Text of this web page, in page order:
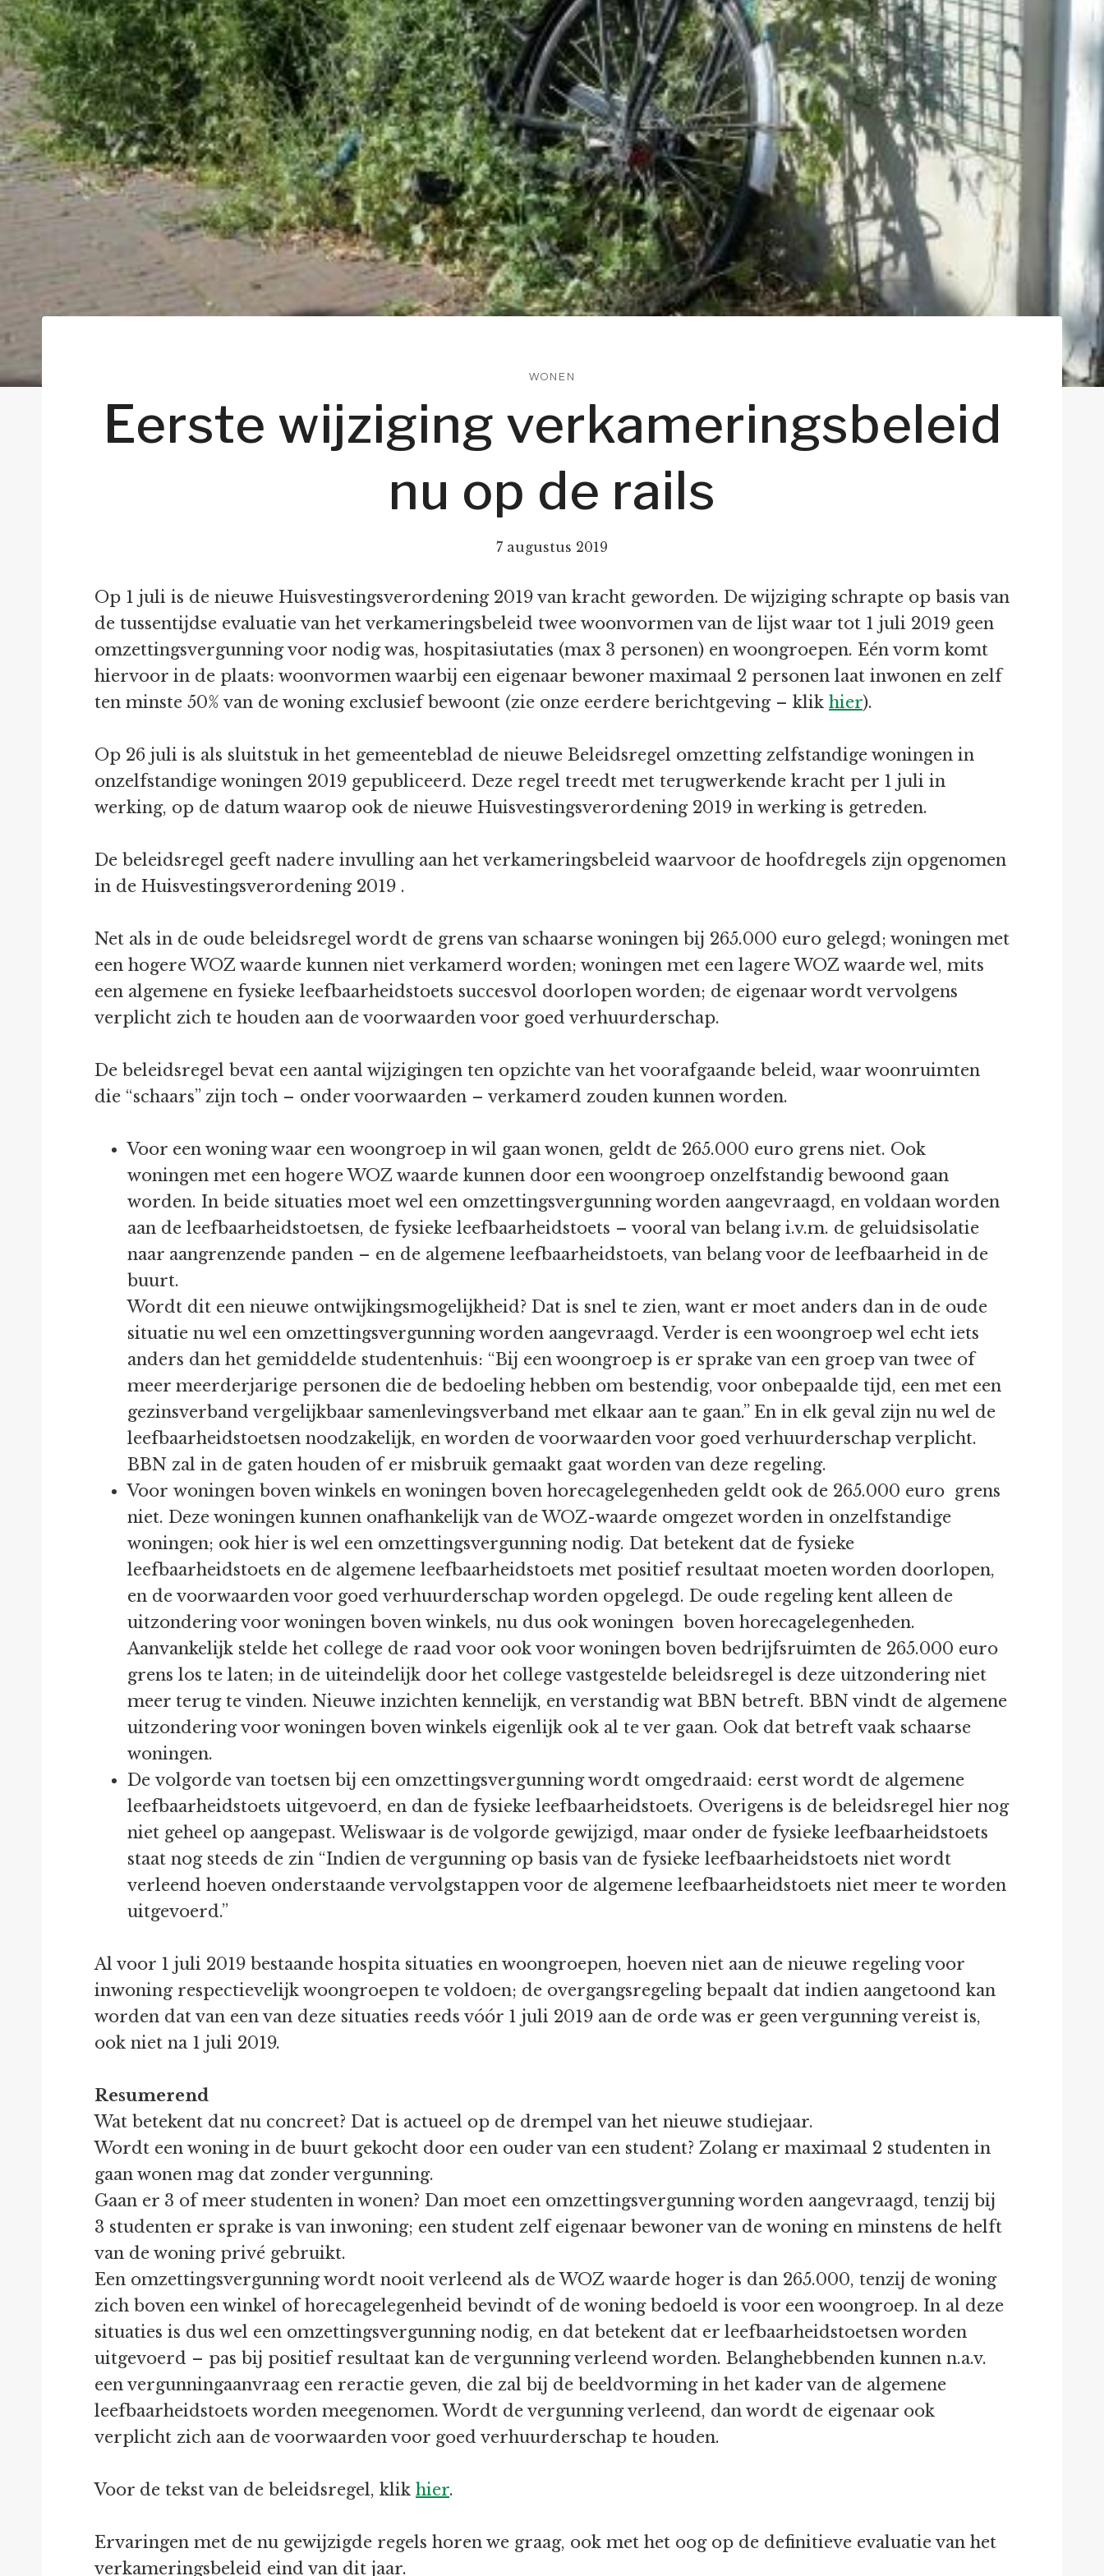
WONEN
Eerste wijziging verkameringsbeleid
nu op de rails
7 augustus 2019
Op 1 juli is de nieuwe Huisvestingsverordening 2019 van kracht geworden. De wijziging schrapte op basis van
de tussentijdse evaluatie van het verkameringsbeleid twee woonvormen van de lijst waar tot 1 juli 2019 geen
omzettingsvergunning voor nodig was, hospitasiutaties (max 3 personen) en woongroepen. Eén vorm komt
hiervoor in de plaats: woonvormen waarbij een eigenaar bewoner maximaal 2 personen laat inwonen en zelf
ten minste 50% van de woning exclusief bewoont (zie onze eerdere berichtgeving – klik hier).
Op 26 juli is als sluitstuk in het gemeenteblad de nieuwe Beleidsregel omzetting zelfstandige woningen in
onzelfstandige woningen 2019 gepubliceerd. Deze regel treedt met terugwerkende kracht per 1 juli in
werking, op de datum waarop ook de nieuwe Huisvestingsverordening 2019 in werking is getreden.
De beleidsregel geeft nadere invulling aan het verkameringsbeleid waarvoor de hoofdregels zijn opgenomen
in de Huisvestingsverordening 2019 .
Net als in de oude beleidsregel wordt de grens van schaarse woningen bij 265.000 euro gelegd; woningen met
een hogere WOZ waarde kunnen niet verkamerd worden; woningen met een lagere WOZ waarde wel, mits
een algemene en fysieke leefbaarheidstoets succesvol doorlopen worden; de eigenaar wordt vervolgens
verplicht zich te houden aan de voorwaarden voor goed verhuurderschap.
De beleidsregel bevat een aantal wijzigingen ten opzichte van het voorafgaande beleid, waar woonruimten
die “schaars” zijn toch – onder voorwaarden – verkamerd zouden kunnen worden.
Voor een woning waar een woongroep in wil gaan wonen, geldt de 265.000 euro grens niet. Ook
woningen met een hogere WOZ waarde kunnen door een woongroep onzelfstandig bewoond gaan
worden. In beide situaties moet wel een omzettingsvergunning worden aangevraagd, en voldaan worden
aan de leefbaarheidstoetsen, de fysieke leefbaarheidstoets – vooral van belang i.v.m. de geluidsisolatie
naar aangrenzende panden – en de algemene leefbaarheidstoets, van belang voor de leefbaarheid in de
buurt.
Wordt dit een nieuwe ontwijkingsmogelijkheid? Dat is snel te zien, want er moet anders dan in de oude
situatie nu wel een omzettingsvergunning worden aangevraagd. Verder is een woongroep wel echt iets
anders dan het gemiddelde studentenhuis: “Bij een woongroep is er sprake van een groep van twee of
meer meerderjarige personen die de bedoeling hebben om bestendig, voor onbepaalde tijd, een met een
gezinsverband vergelijkbaar samenlevingsverband met elkaar aan te gaan.” En in elk geval zijn nu wel de
leefbaarheidstoetsen noodzakelijk, en worden de voorwaarden voor goed verhuurderschap verplicht.
BBN zal in de gaten houden of er misbruik gemaakt gaat worden van deze regeling.
Voor woningen boven winkels en woningen boven horecagelegenheden geldt ook de 265.000 euro grens
niet. Deze woningen kunnen onafhankelijk van de WOZ-waarde omgezet worden in onzelfstandige
woningen; ook hier is wel een omzettingsvergunning nodig. Dat betekent dat de fysieke
leefbaarheidstoets en de algemene leefbaarheidstoets met positief resultaat moeten worden doorlopen,
en de voorwaarden voor goed verhuurderschap worden opgelegd. De oude regeling kent alleen de
uitzondering voor woningen boven winkels, nu dus ook woningen boven horecagelegenheden.
Aanvankelijk stelde het college de raad voor ook voor woningen boven bedrijfsruimten de 265.000 euro
grens los te laten; in de uiteindelijk door het college vastgestelde beleidsregel is deze uitzondering niet
meer terug te vinden. Nieuwe inzichten kennelijk, en verstandig wat BBN betreft. BBN vindt de algemene
uitzondering voor woningen boven winkels eigenlijk ook al te ver gaan. Ook dat betreft vaak schaarse
woningen.
De volgorde van toetsen bij een omzettingsvergunning wordt omgedraaid: eerst wordt de algemene
leefbaarheidstoets uitgevoerd, en dan de fysieke leefbaarheidstoets. Overigens is de beleidsregel hier nog
niet geheel op aangepast. Weliswaar is de volgorde gewijzigd, maar onder de fysieke leefbaarheidstoets
staat nog steeds de zin “Indien de vergunning op basis van de fysieke leefbaarheidstoets niet wordt
verleend hoeven onderstaande vervolgstappen voor de algemene leefbaarheidstoets niet meer te worden
uitgevoerd.”
Al voor 1 juli 2019 bestaande hospita situaties en woongroepen, hoeven niet aan de nieuwe regeling voor
inwoning respectievelijk woongroepen te voldoen; de overgangsregeling bepaalt dat indien aangetoond kan
worden dat van een van deze situaties reeds vóór 1 juli 2019 aan de orde was er geen vergunning vereist is,
ook niet na 1 juli 2019.
Resumerend
Wat betekent dat nu concreet? Dat is actueel op de drempel van het nieuwe studiejaar.
Wordt een woning in de buurt gekocht door een ouder van een student? Zolang er maximaal 2 studenten in
gaan wonen mag dat zonder vergunning.
Gaan er 3 of meer studenten in wonen? Dan moet een omzettingsvergunning worden aangevraagd, tenzij bij
3 studenten er sprake is van inwoning; een student zelf eigenaar bewoner van de woning en minstens de helft
van de woning privé gebruikt.
Een omzettingsvergunning wordt nooit verleend als de WOZ waarde hoger is dan 265.000, tenzij de woning
zich boven een winkel of horecagelegenheid bevindt of de woning bedoeld is voor een woongroep. In al deze
situaties is dus wel een omzettingsvergunning nodig, en dat betekent dat er leefbaarheidstoetsen worden
uitgevoerd – pas bij positief resultaat kan de vergunning verleend worden. Belanghebbenden kunnen n.a.v.
een vergunningaanvraag een reractie geven, die zal bij de beeldvorming in het kader van de algemene
leefbaarheidstoets worden meegenomen. Wordt de vergunning verleend, dan wordt de eigenaar ook
verplicht zich aan de voorwaarden voor goed verhuurderschap te houden.
Voor de tekst van de beleidsregel, klik hier.
Ervaringen met de nu gewijzigde regels horen we graag, ook met het oog op de definitieve evaluatie van het
verkameringsbeleid eind van dit jaar.